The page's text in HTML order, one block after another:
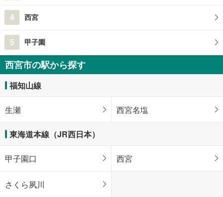
4 西宮
5 甲子園
西宮市の駅から探す
福知山線
生瀬 西宮名塩
東海道本線（JR西日本）
甲子園口 西宮
さくら夙川